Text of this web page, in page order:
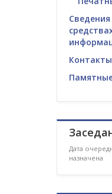
Контакты
Дата
назначена